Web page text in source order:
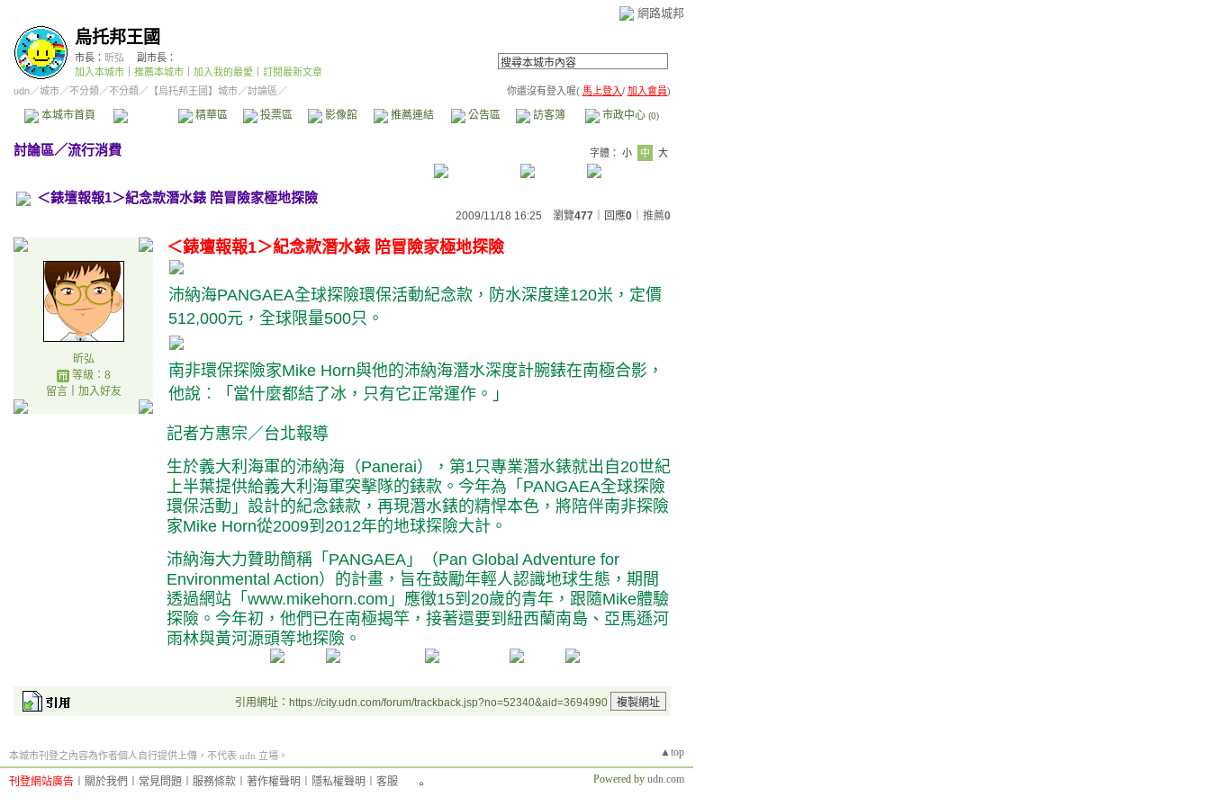
網路城邦
烏托邦王國
市長： 昕弘
副市長：
加入本城市
推薦本城市 加入我的最愛
訂閱最新文章
udn／城市／不分類 ／不分類 ／ 【烏托邦王國】城市／討論區／ 你還沒有登入喔( 馬上登入/ 加入會員)
本城市首頁 精華區 投票區 影像館 推薦連結 公告區 訪客簿 市政中心 (0)
討論區／流行消費 字體： 小 中 大
＜錶壇報報1＞紀念款潛水錶 陪冒險家極地探險
2009/11/18 16:25 瀏覽477 ｜回應0 推薦0
昕弘
等級：8
留言｜ 加入好友
＜錶壇報報1＞紀念款潛水錶 陪冒險家極地探險
沛納海PANGAEA全球探險環保活動紀念款，防水深度達120米，定價
512,000元，全球限量500只。
南非環保探險家Mike Horn與他的沛納海潛水深度計腕錶在南極合影，
他說︰「當什麼都結了冰，只有它正常運作。」
記者方惠宗／台北報導
生於義大利海軍的沛納海（Panerai），第1只專業潛水錶就出自20世紀
上半葉提供給義大利海軍突擊隊的錶款。今年為「PANGAEA全球探險
環保活動」設計的紀念錶款，再現潛水錶的精悍本色，將陪伴南非探險
家Mike Horn從2009到2012年的地球探險大計。
沛納海大力贊助簡稱「PANGAEA」（Pan Global Adventure for
Environmental Action）的計畫，旨在鼓勵年輕人認識地球生態，期間
透過網站「www.mikehorn.com」應徵15到20歲的青年，跟隨Mike體驗
探險。今年初，他們已在南極揭竿，接著還要到紐西蘭南島、亞馬遜河
雨林與黃河源頭等地探險。
引用網址：https://city.udn.com/forum/trackback.jsp?no=52340&aid=3694990
▲top
本城市刊登之內容為作者個人自行提供上傳，不代表 udn 立場。
刊登網站廣告 關於我們 常見問題 服務條款 著作權聲明 隱私權聲明 客服 Powered by udn.com